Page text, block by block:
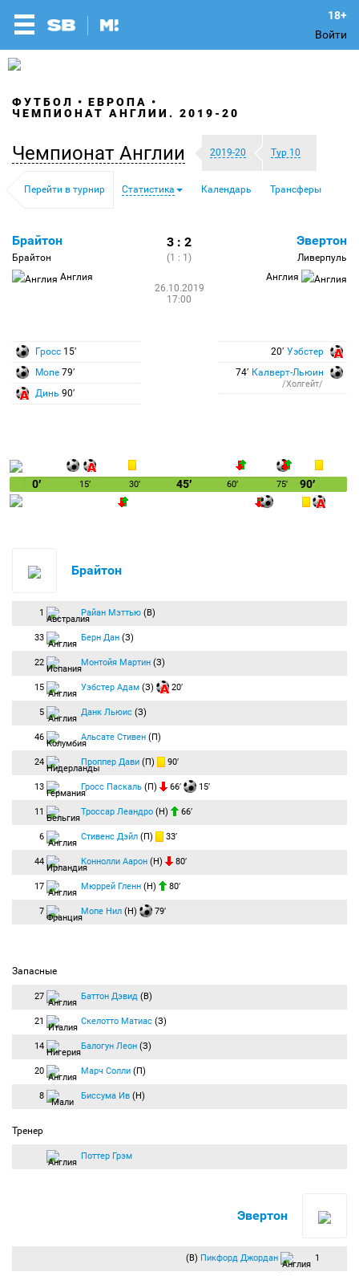
Войти
ФУТБОЛ
ЕВРОПА
ЧЕМПИОНАТ АНГЛИИ. 2019-20
Чемпионат Англии 2019-20 Тур 10
Перейти в турнир Статистика Календарь Трансферы
Брайтон
Брайтон
Англия
3 : 2
(1 : 1)
26.10.2019
17:00
Эвертон
Ливерпуль
Англия
Гросс 15′
Мопе 79′
Динь 90′
20′ Уэбстер
74′ Калверт-Льюин
/Холгейт/
0′ 15′ 30′ 45′ 60′ 75′ 90′
Брайтон
1 Райан Мэттью (В)
33 Берн Дан (З)
22 Монтойя Мартин (З)
15 Уэбстер Адам (З) 20′
5 Данк Льюис (З)
46 Альсате Стивен (П)
24 Проппер Дави (П) 90′
13 Гросс Паскаль (П) 66′ 15′
11 Троссар Леандро (Н) 66′
6 Стивенс Дэйл (П) 33′
44 Коннолли Аарон (Н) 80′
17 Мюррей Гленн (Н) 80′
7 Мопе Нил (Н) 79′
Запасные
27 Баттон Дэвид (В)
21 Скелотто Матиас (З)
14 Балогун Леон (З)
20 Марч Солли (П)
8 Биссума Ив (Н)
Тренер
Поттер Грэм
Эвертон
(В) Пикфорд Джордан 1